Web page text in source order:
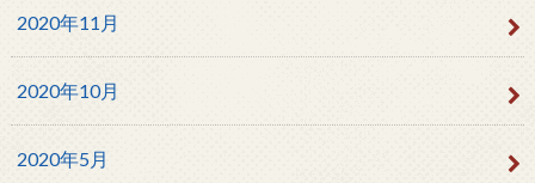
2020年11月
2020年10月
2020年5月